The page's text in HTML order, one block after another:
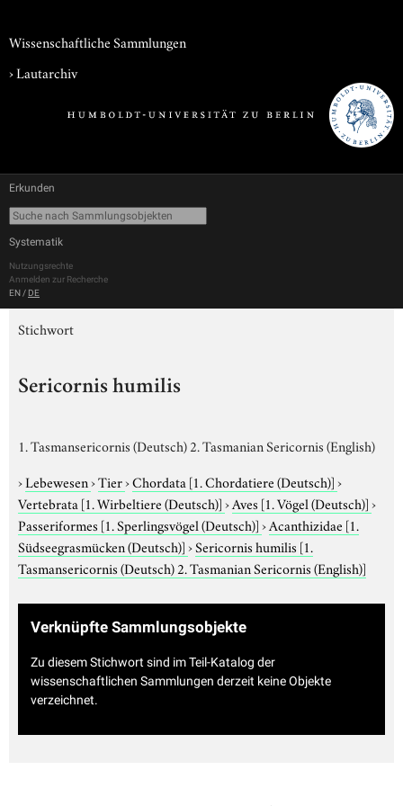
Wissenschaftliche Sammlungen
›Lautarchiv
Erkunden
Systematik
Nutzungsrechte
Anmelden zur Recherche
EN / DE
Stichwort
Sericornis humilis
1. Tasmansericornis (Deutsch) 2. Tasmanian Sericornis (English)
›Lebewesen›Tier›Chordata [1. Chordatiere (Deutsch)]›
Vertebrata [1. Wirbeltiere (Deutsch)]›Aves [1. Vögel (Deutsch)]›
Passeriformes [1. Sperlingsvögel (Deutsch)]›Acanthizidae [1.
Südseegrasmücken (Deutsch)]›Sericornis humilis [1.
Tasmansericornis (Deutsch) 2. Tasmanian Sericornis (English)]
Verknüpfte Sammlungsobjekte
Zu diesem Stichwort sind im Teil-Katalog der
wissenschaftlichen Sammlungen derzeit keine Objekte
verzeichnet.